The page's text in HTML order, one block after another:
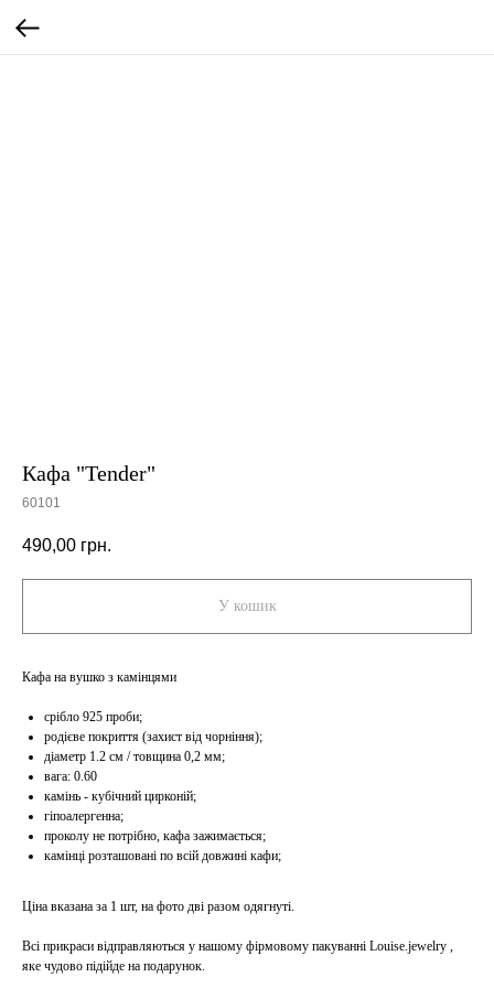
Кафа "Tender"
60101
490,00 грн.
У кошик
Кафа на вушко з камінцями
срібло 925 проби;
родієве покриття (захист від чорніння);
діаметр 1.2 см / товщина 0,2 мм;
вага: 0.60
камінь - кубічний цирконій;
гіпоалергенна;
проколу не потрібно, кафа зажимається;
камінці розташовані по всій довжині кафи;
Ціна вказана за 1 шт, на фото дві разом одягнуті.
Всі прикраси відправляються у нашому фірмовому пакуванні Louise.jewelry ,
яке чудово підійде на подарунок.